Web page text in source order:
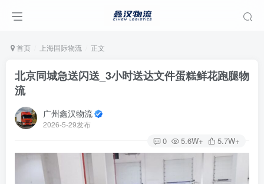
首页 上海国际物流 正文
北京同城急送闪送_3小时送达文件蛋糕鲜花跑腿物
流
广州鑫汉物流
2026-5-29发布
0 5.6W+ 5.7W+